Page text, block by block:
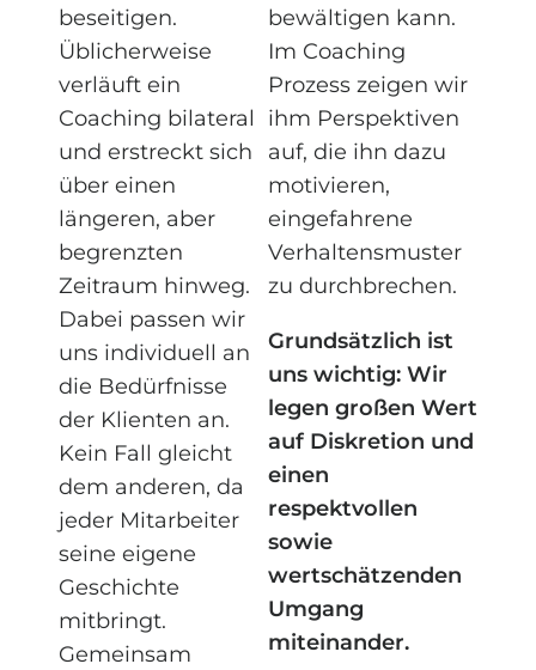
beseitigen.
Üblicherweise
verläuft ein
Coaching bilateral
und erstreckt sich
über einen
längeren, aber
begrenzten
Zeitraum hinweg.
Dabei passen wir
uns individuell an
die Bedürfnisse
der Klienten an.
Kein Fall gleicht
dem anderen, da
jeder Mitarbeiter
seine eigene
Geschichte
mitbringt.
Gemeinsam
bewältigen kann.
Im Coaching
Prozess zeigen wir
ihm Perspektiven
auf, die ihn dazu
motivieren,
eingefahrene
Verhaltensmuster
zu durchbrechen.
Grundsätzlich ist
uns wichtig: Wir
legen großen Wert
auf Diskretion und
einen
respektvollen
sowie
wertschätzenden
Umgang
miteinander.